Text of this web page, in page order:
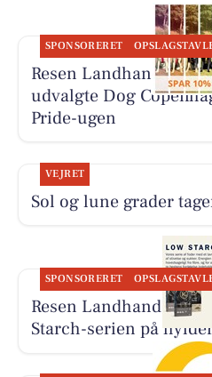
SPONSORERET
Resen Landhandel
udvalgte Dog
Pride-ugen
VEJRET
Sol og lune grader
SPONSORERET
Resen Landhandel har
Starch-serien på